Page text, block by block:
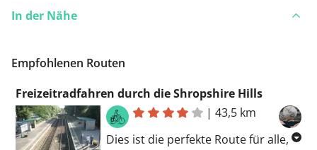
In der Nähe
Empfohlenen Routen
Freizeitradfahren durch die Shropshire Hills
|43,5 km
Dies ist die perfekte Route für alle,